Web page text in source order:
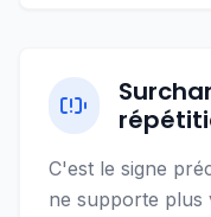
C'est le signe
ne supporte plus